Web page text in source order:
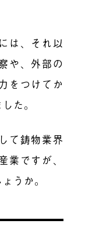
は、それ以
や、外部の
をつけてか
た。
て鋳物業界
業ですが、
うか。